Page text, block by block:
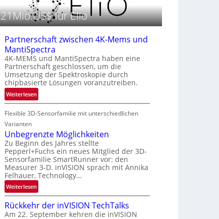
2
6
m
o
r
a
f
i
e
i
n
f
t
-
u
n
d
R
a
u
m
s
e
z
i
n
E
M
E
A
-
R
e
g
i
o
n
21Mio.US$ für Elio
Partnerschaft zwischen 4K-Mems und
MantiSpectra
4K-MEMS und MantiSpectra haben eine
Partnerschaft geschlossen, um die
Umsetzung der Spektroskopie durch
chipbasierte Lösungen voranzutreiben.
Weiterlesen:
P
a
t
n
e
r
c
h
f
Flexible 3D-Sensorfamilie mit unterschiedlichen
Varianten
Unbegrenzte Möglichkeiten
Zu Beginn des Jahres stellte
Pepperl+Fuchs ein neues Mitglied der 3D-
Sensorfamilie SmartRunner vor: den
Measurer 3-D. inVISION sprach mit Annika
Felhauer, Technology…
Weiterlesen:
U
n
b
Rückkehr der inVISION TechTalks
Am 22. September kehren die inVISION